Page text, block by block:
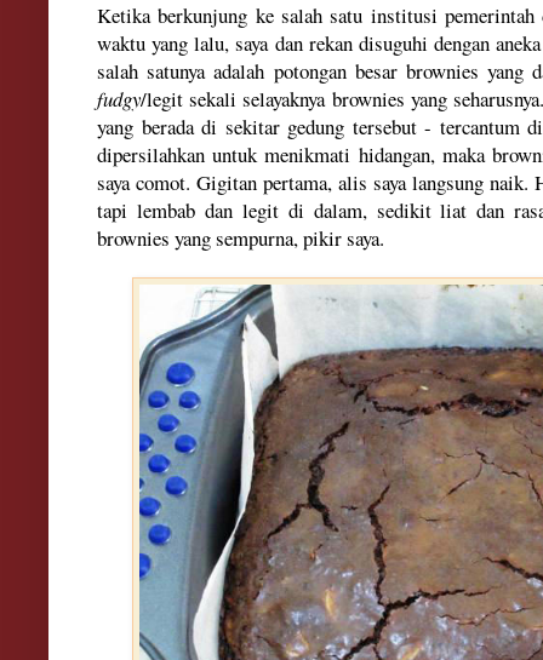
Ketika berkunjung ke salah satu institusi pemerintah
waktu yang lalu, saya dan rekan disuguhi dengan
salah satunya adalah potongan besar brownies yang
fudgy/legit sekali selayaknya brownies yang
yang berada di sekitar gedung tersebut - tercantum
dipersilahkan untuk menikmati hidangan, maka
saya comot. Gigitan pertama, alis saya langsung
tapi lembab dan legit di dalam, sedikit liat dan
brownies yang sempurna, pikir saya.